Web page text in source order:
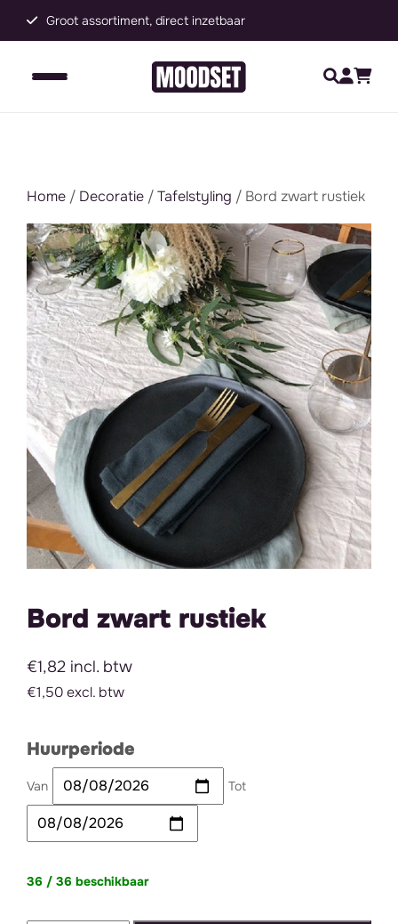
Groot assortiment, direct inzetbaar
Home / Decoratie /Tafelstyling / Bord zwart rustiek
Bord zwart rustiek
€1,82 incl. btw
€1,50 excl. btw
Huurperiode
Van Tot
36 / 36 beschikbaar